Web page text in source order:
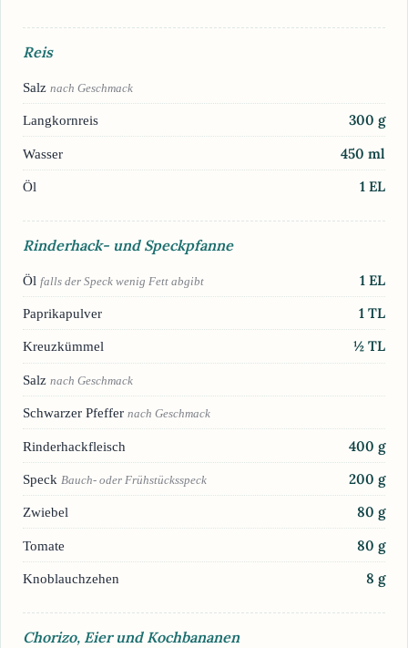
Reis
Salz nach Geschmack
Langkornreis 300 g
Wasser 450 ml
Öl 1 EL
Rinderhack- und Speckpfanne
Öl falls der Speck wenig Fett abgibt 1 EL
Paprikapulver 1 TL
Kreuzkümmel ½ TL
Salz nach Geschmack
Schwarzer Pfeffer nach Geschmack
Rinderhackfleisch 400 g
Speck Bauch- oder Frühstücksspeck 200 g
Zwiebel 80 g
Tomate 80 g
Knoblauchzehen 8 g
Chorizo, Eier und Kochbananen